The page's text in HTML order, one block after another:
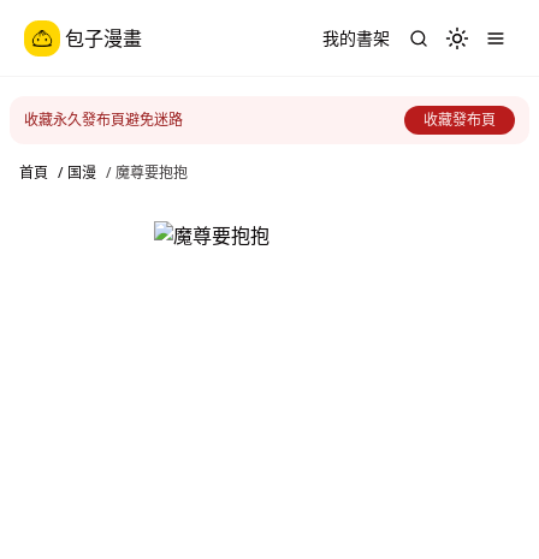
包子漫畫 我的書架 Toggle
收藏永久發布頁避免迷路 收藏發布頁
首頁 / 国漫 / 魔尊要抱抱